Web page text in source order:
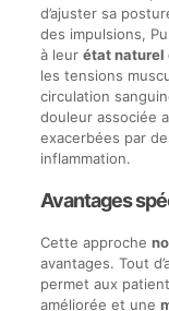
d’ajuster sa
des impulsions,
à leur état naturel
les tensions
circulation
douleur associée
exacerbées par
inflammation.
Avantages
Cette approche
avantages. Tout
permet aux
améliorée et une